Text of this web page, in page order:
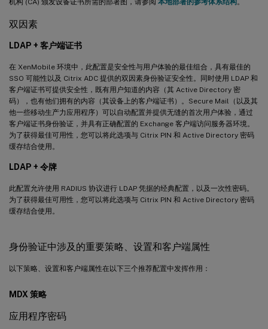
双因素
LDAP + 客户端证书
在 XenMobile 环境中，此配置是安全性与用户体验的最佳组合，具有最佳的
SSO 可能性以及 Citrix ADC 提供的双因素身份验证安全性。同时使用 LDAP 和
客户端证书可提供安全性，既有用户知道的内容（其 Active Directory 密
码），也有他们拥有的内容（其设备上的客户端证书）。Secure Mail（以及其
他一些移动生产力应用程序）可以自动配置并提供无缝的首次用户体验，通过
客户端证书身份验证，并具有正确配置的 Exchange 客户端访问服务器环境。
为了获得最佳可用性，您可以将此选项与 Citrix PIN 和 Active Directory 密码
缓存结合使用。
LDAP + 令牌
此配置允许使用 RADIUS 协议进行 LDAP 凭据的经典配置，以及一次性密码。
为了获得最佳可用性，您可以将此选项与 Citrix PIN 和 Active Directory 密码
缓存结合使用。
身份验证中涉及的重要策略、设置和客户端属性
以下策略、设置和客户端属性在以下三个推荐配置中发挥作用：
MDX 策略
应用程序密码